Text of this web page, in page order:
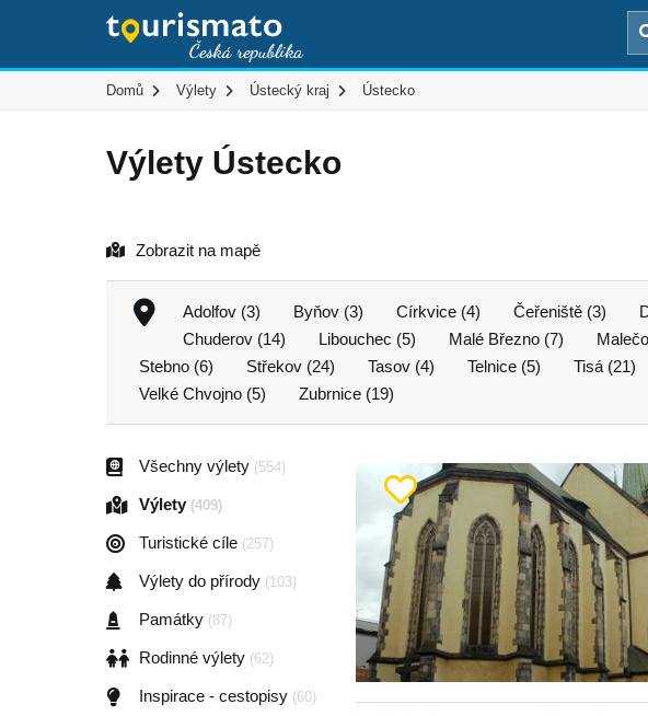
Domů Výlety Ústecký kraj Ústecko
Výlety Ústecko
Zobrazit na mapě
Adolfov (3) Byňov (3) Církvice (4) Čeřeniště (3)
Chuderov (14)
Libouchec (5) Malé Březno (7)
Stebno (6)
Střekov (24) Tasov (4) Telnice (5) Tisá (21)
Velké Chvojno (5)
Zubrnice (19)
Všechny výlety (554)
Výlety (409)
Turistické cíle (257)
Výlety do přírody (103)
Památky (87)
Rodinné výlety (62)
Inspirace - cestopisy (60)